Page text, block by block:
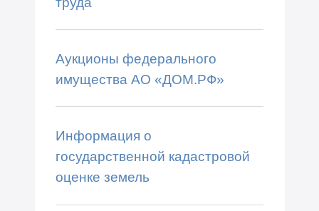
Аукционы федерального
имущества АО «ДОМ.РФ»
Информация о
государственной кадастровой
оценке земель